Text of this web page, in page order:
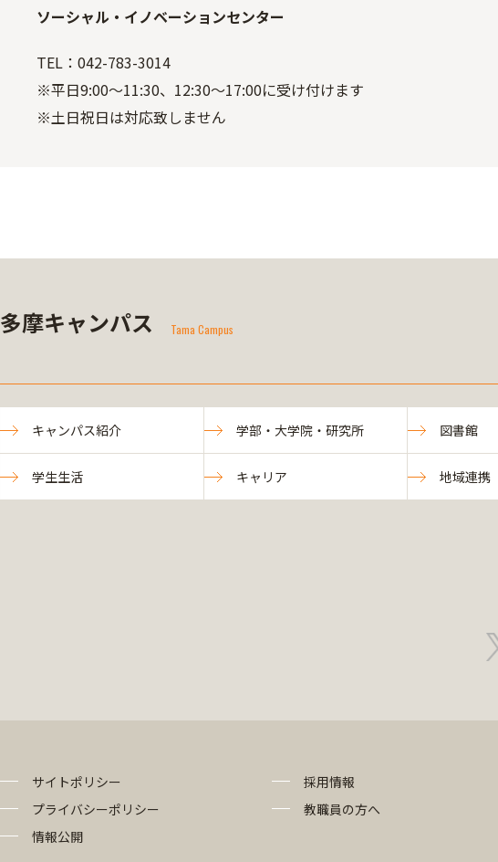
ソーシャル・イノベーションセンター
TEL：042-783-3014
※平日9:00～11:30、12:30～17:00に受け付けます
※土日祝日は対応致しません
多摩キャンパス Tama Campus
キャンパス紹介 学部・大学院・研究所 図書館
学生生活 キャリア 地域連携
サイトポリシー
プライバシーポリシー
情報公開
採用情報
教職員の方へ